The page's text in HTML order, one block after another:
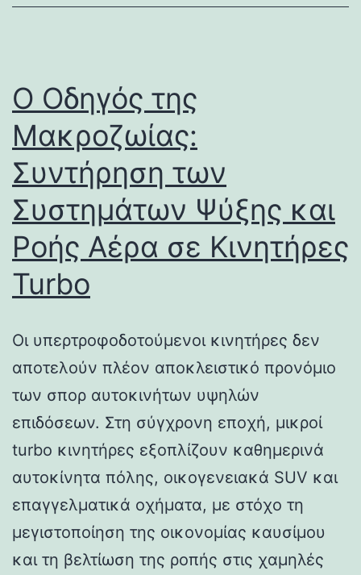
Ο Οδηγός της
Μακροζωίας:
Συντήρηση των
Συστημάτων Ψύξης και
Ροής Αέρα σε Κινητήρες
Turbo
Οι υπερτροφοδοτούμενοι κινητήρες δεν
αποτελούν πλέον αποκλειστικό προνόμιο
των σπορ αυτοκινήτων υψηλών
επιδόσεων. Στη σύγχρονη εποχή, μικροί
turbo κινητήρες εξοπλίζουν καθημερινά
αυτοκίνητα πόλης, οικογενειακά SUV και
επαγγελματικά οχήματα, με στόχο τη
μεγιστοποίηση της οικονομίας καυσίμου
και τη βελτίωση της ροπής στις χαμηλές